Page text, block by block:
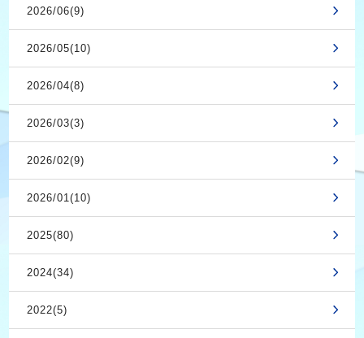
2026/06(9)
2026/05(10)
2026/04(8)
2026/03(3)
2026/02(9)
2026/01(10)
2025(80)
2024(34)
2022(5)